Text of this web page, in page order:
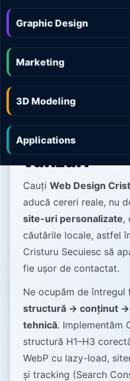
Graphic Design
Marketing
3D Modeling
Applications
Calculator preț Aplicații
Web Design
rapide și
vânzări
Cauți Web Design
aducă cereri reale, nu
site-uri personalizate,
căutările locale, astfel
Cristuru Secuiesc să
fie ușor de contactat.
Ne ocupăm de întregul
structură → conținut
tehnică. Implementăm
structură H1–H3
WebP cu lazy-load,
și tracking (Search